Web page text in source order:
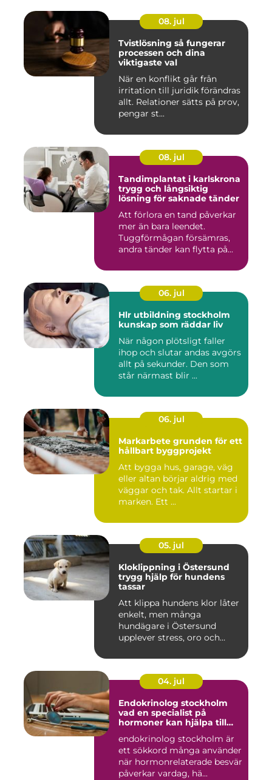
08. jul
Tvistlösning så fungerar
processen och dina
viktigaste val
När en konflikt går från
irritation till juridik förändras
allt. Relationer sätts på prov,
pengar st...
08. jul
Tandimplantat i karlskrona
trygg och långsiktig
lösning för saknade tänder
Att förlora en tand påverkar
mer än bara leendet.
Tuggförmågan försämras,
andra tänder kan flytta på...
06. jul
Hlr utbildning stockholm
kunskap som räddar liv
När någon plötsligt faller
ihop och slutar andas avgörs
allt på sekunder. Den som
står närmast blir ...
06. jul
Markarbete grunden för ett
hållbart byggprojekt
Att bygga hus, garage, väg
eller altan börjar aldrig med
väggar och tak. Allt startar i
marken. Ett ...
05. jul
Kloklippning i Östersund
trygg hjälp för hundens
tassar
Att klippa hundens klor låter
enkelt, men många
hundägare i Östersund
upplever stress, oro och
04. jul
Endokrinolog stockholm
vad en specialist på
hormoner kan hjälpa till
endokrinolog stockholm är
ett sökkord många använder
när hormonrelaterade besvär
påverkar vardag, hä...